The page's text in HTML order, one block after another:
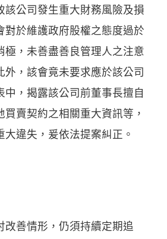
該公司發生重大財務風險及損
對於維護政府股權之態度過於
極，未善盡善良管理人之注意
外，該會竟未要求應於該公司
中，揭露該公司前董事長擅自
買賣契約之相關重大資訊等，
大違失，爰依法提案糾正。
改善情形，仍須持續定期追